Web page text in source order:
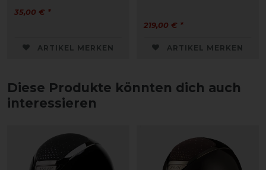
35,00 € *
ARTIKEL MERKEN
219,00 € *
ARTIKEL MERKEN
Diese Produkte könnten dich auch
interessieren